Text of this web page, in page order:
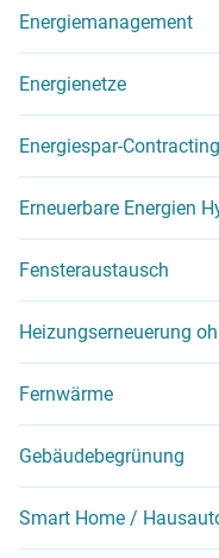
Energiemanagement
Energienetze
Energiespar-Contracting
Erneuerbare Energien
Fensteraustausch
Heizungserneuerung
Fernwärme
Gebäudebegrünung
Smart Home /